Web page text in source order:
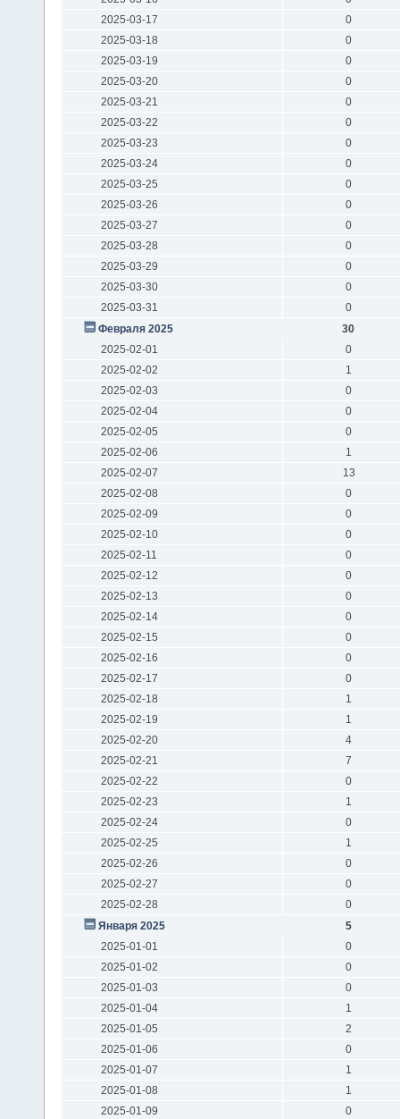
2025-03-17
0
2025-03-18
0
2025-03-19
0
2025-03-20
0
2025-03-21
0
2025-03-22
0
2025-03-23
0
2025-03-24
0
2025-03-25
0
2025-03-26
0
2025-03-27
0
2025-03-28
0
2025-03-29
0
2025-03-30
0
2025-03-31
0
Февраля 2025
30
2025-02-01
0
2025-02-02
1
2025-02-03
0
2025-02-04
0
2025-02-05
0
2025-02-06
1
2025-02-07
13
2025-02-08
0
2025-02-09
0
2025-02-10
0
2025-02-11
0
2025-02-12
0
2025-02-13
0
2025-02-14
0
2025-02-15
0
2025-02-16
0
2025-02-17
0
2025-02-18
1
2025-02-19
1
2025-02-20
4
2025-02-21
7
2025-02-22
0
2025-02-23
1
2025-02-24
0
2025-02-25
1
2025-02-26
0
2025-02-27
0
2025-02-28
0
Января 2025
5
2025-01-01
0
2025-01-02
0
2025-01-03
0
2025-01-04
1
2025-01-05
2
2025-01-06
0
2025-01-07
1
2025-01-08
1
2025-01-09
0